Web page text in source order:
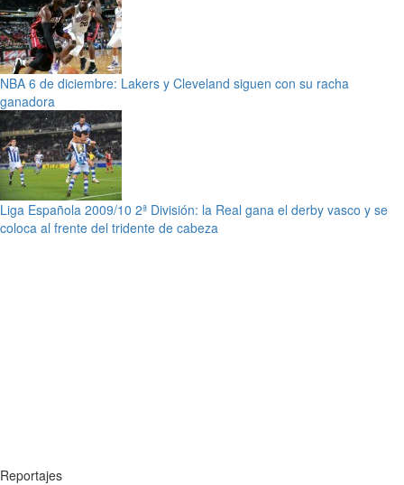
NBA 6 de diciembre: Lakers y Cleveland siguen con su racha
ganadora
Liga Española 2009/10 2ª División: la Real gana el derby vasco y se
coloca al frente del tridente de cabeza
Reportajes